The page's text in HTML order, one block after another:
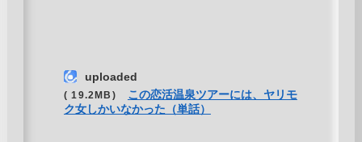
uploaded
( 19.2MB)
この恋活温泉ツアーには、ヤリモ
ク女しかいなかった（単話）